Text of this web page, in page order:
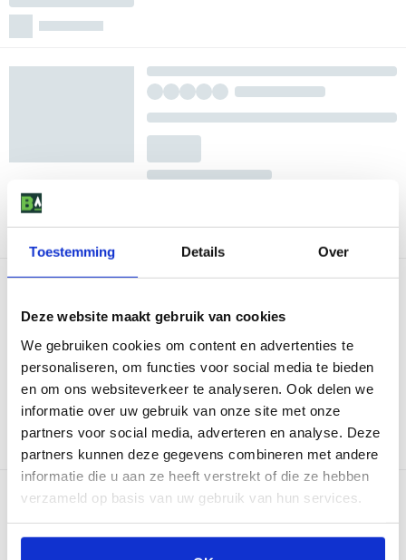
Toestemming Details Over
Deze website maakt gebruik van cookies
We gebruiken cookies om content en advertenties te
personaliseren, om functies voor social media te bieden
en om ons websiteverkeer te analyseren. Ook delen we
informatie over uw gebruik van onze site met onze
partners voor social media, adverteren en analyse. Deze
partners kunnen deze gegevens combineren met andere
informatie die u aan ze heeft verstrekt of die ze hebben
verzameld op basis van uw gebruik van hun services.